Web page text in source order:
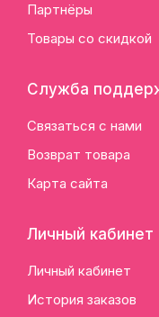
Партнёры
Товары со скидкой
Служба
Связаться с нами
Возврат товара
Карта сайта
Личный кабинет
Личный кабинет
История заказов